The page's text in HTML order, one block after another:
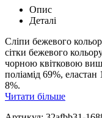
Опис
Деталі
Сліпи бежевого
сітки бежевого
чорною квітковою
поліамід 69%, еластан
8%.
Читати більше